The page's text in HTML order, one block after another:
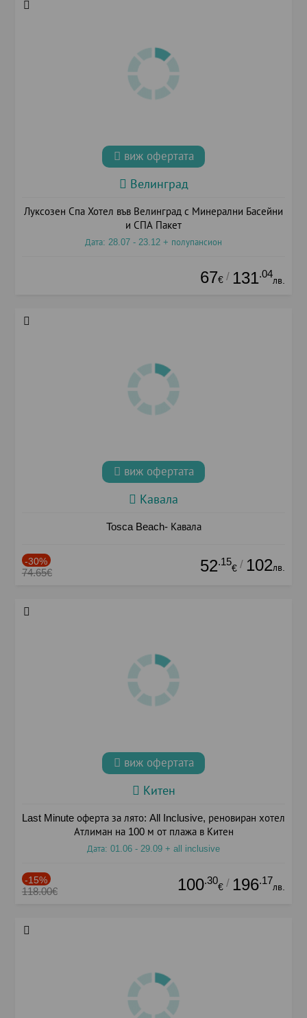
виж офертата
Велинград
Луксозен Спа Хотел във Велинград с Минерални Басейни
и СПА Пакет
Дата: 28.07 - 23.12 + полупансион
67€ / 131.04
лв.
виж офертата
Кавала
Tosca Beach- Кавала
-30%
74.65€ 52.15
€ / 102лв.
виж офертата
Китен
Last Minute оферта за лято: All Inclusive, реновиран хотел
Атлиман на 100 м от плажа в Китен
Дата: 01.06 - 29.09 + all inclusive
-15%
118.00€ 100.30
€ / 196.17
лв.